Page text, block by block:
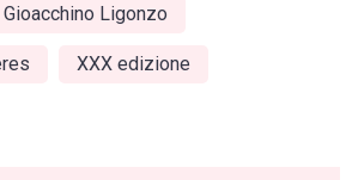
Gioacchino Ligonzo
XXX edizione